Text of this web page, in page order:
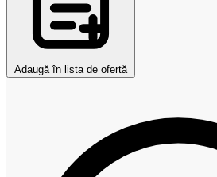
Adaugă în lista de ofertă